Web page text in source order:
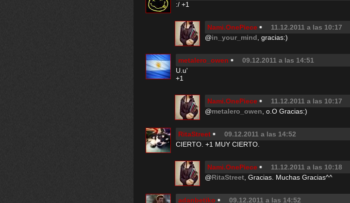
:/ +1
Nami.OnePiece 11.12.2011 a las 10:17
@in_your_mind , gracias:)
metalero_owen 09.12.2011 a las 14:51
U.u'
+1
Nami.OnePiece 11.12.2011 a las 10:17
@metalero_owen , o.O Gracias:)
RitaStreet 09.12.2011 a las 14:52
CIERTO. +1 MUY CIERTO.
Nami.OnePiece 11.12.2011 a las 10:18
@RitaStreet , Gracias. Muchas Gracias^^
adanbetiko 09.12.2011 a las 14:52